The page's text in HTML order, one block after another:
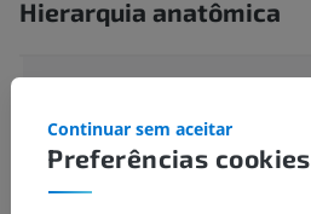
Hierarquia anatômica
Anatomia humana 1
Preferências cookies
Continuar sem aceitar